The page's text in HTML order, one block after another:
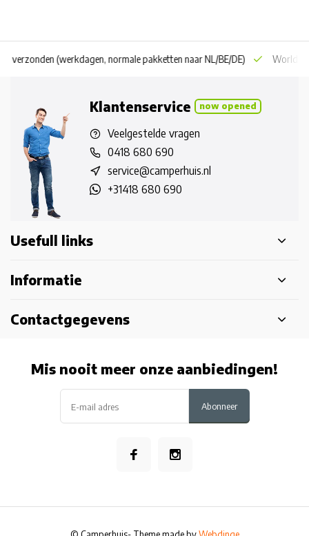
verzonden (werkdagen, normale pakketten naar NL/BE/DE) World
Klantenservice now opened
Veelgestelde vragen
0418 680 690
service@camperhuis.nl
+31418 680 690
Usefull links
Informatie
Contactgegevens
Mis nooit meer onze aanbiedingen!
Abonneer